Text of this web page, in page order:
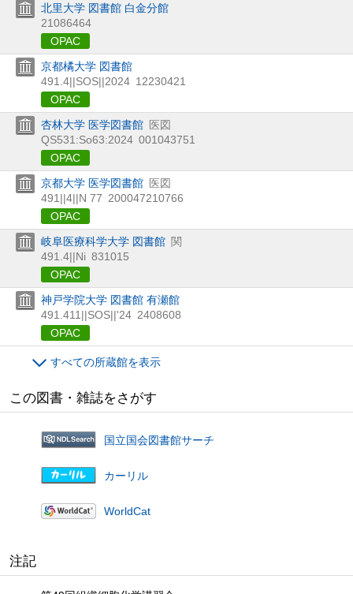
北里大学 図書館 白金分館
21086464
OPAC
京都橘大学 図書館
491.4||SOS||2024 12230421
OPAC
杏林大学 医学図書館 医図
QS531:So63:2024 001043751
OPAC
京都大学 医学図書館 医図
491||4||N 77 200047210766
OPAC
岐阜医療科学大学 図書館 関
491.4||Ni 831015
OPAC
神戸学院大学 図書館 有瀬館
491.411||SOS||'24 2408608
OPAC
すべての所蔵館を表示
この図書・雑誌をさがす
国立国会図書館サーチ
カーリル
WorldCat
注記